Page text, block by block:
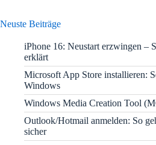
Neuste Beiträge
iPhone 16: Neustart erzwingen –
erklärt
Microsoft App Store installieren:
Windows
Windows Media Creation Tool
Outlook/Hotmail anmelden: So
sicher